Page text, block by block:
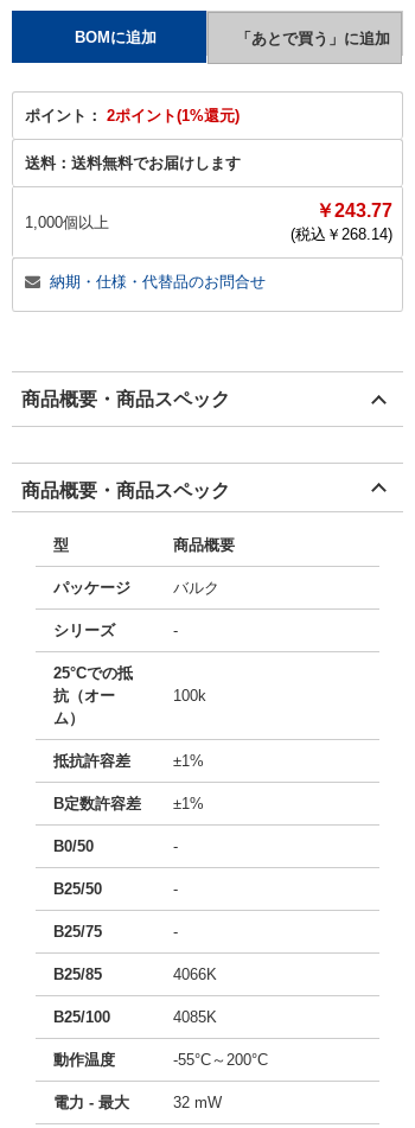
ポイント： 2ポイント(1%還元)
送料： 送料無料でお届けします
1,000個以上
￥243.77
(税込￥ 268.14)
納期・仕様・代替品のお問合せ
商品概要・商品スペック
商品概要・商品スペック
型 商品概要
パッケージ バルク
シリーズ -
25°Cでの抵
抗（オー
ム）
100k
抵抗許容差 ±1%
B定数許容差 ±1%
B0/50 -
B25/50 -
B25/75 -
B25/85 4066K
B25/100 4085K
動作温度 -55°C～200°C
電力 - 最大 32 mW